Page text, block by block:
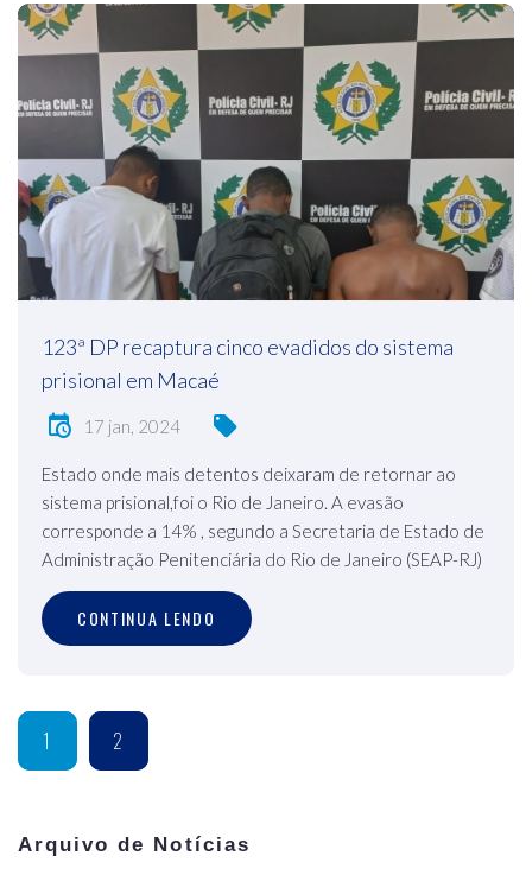
123ª DP recaptura cinco evadidos do sistema
prisional em Macaé
17 jan, 2024
Estado onde mais detentos deixaram de retornar ao
sistema prisional,foi o Rio de Janeiro. A evasão
corresponde a 14% , segundo a Secretaria de Estado de
Administração Penitenciária do Rio de Janeiro (SEAP-RJ)
CONTINUA LENDO
1 2
Arquivo de Notícias